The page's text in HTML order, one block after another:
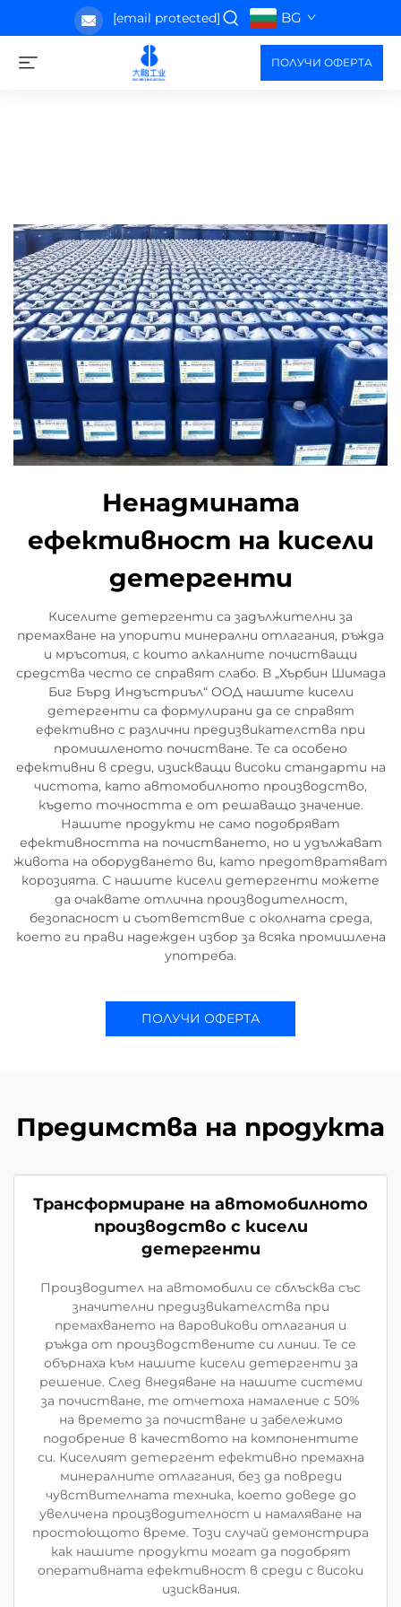
[email protected] BG
ПОЛУЧИ ОФЕРТА
Ненадмината
ефективност на кисели
детергенти
Киселите детергенти са задължителни за
премахване на упорити минерални отлагания, ръжда
и мръсотия, с които алкалните почистващи
средства често се справят слабо. В „Хърбин Шимада
Биг Бърд Индъстриъл“ ООД нашите кисели
детергенти са формулирани да се справят
ефективно с различни предизвикателства при
промишленото почистване. Те са особено
ефективни в среди, изискващи високи стандарти на
чистота, като автомобилното производство,
където точността е от решаващо значение.
Нашите продукти не само подобряват
ефективността на почистването, но и удължават
живота на оборудването ви, като предотвратяват
корозията. С нашите кисели детергенти можете
да очаквате отлична производителност,
безопасност и съответствие с околната среда,
което ги прави надежден избор за всяка промишлена
употреба.
ПОЛУЧИ ОФЕРТА
Предимства на продукта
Трансформиране на автомобилното
производство с кисели
детергенти
Производител на автомобили се сблъсква със
значителни предизвикателства при
премахването на варовикови отлагания и
ръжда от производствените си линии. Те се
обърнаха към нашите кисели детергенти за
решение. След внедяване на нашите системи
за почистване, те отчетоха намаление с 50%
на времето за почистване и забележимо
подобрение в качеството на компонентите
си. Киселият детергент ефективно премахна
минералните отлагания, без да повреди
чувствителната техника, което доведе до
увеличена производителност и намаляване на
простоющото време. Този случай демонстрира
как нашите продукти могат да подобрят
оперативната ефективност в среди с високи
изисквания.